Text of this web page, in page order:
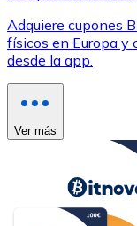
Adquiere cupones
físicos en Europa
desde la app.
Ver más